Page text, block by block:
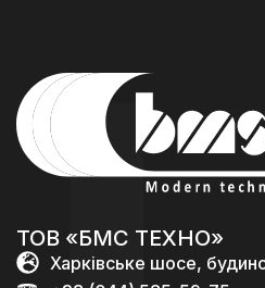
ТОВ «БМС ТЕХНО»
Харківське шосе,